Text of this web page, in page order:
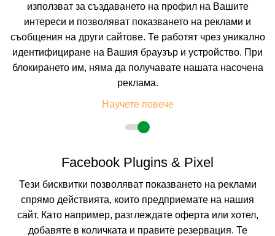
КАЛКУЛИРАЙ ЦЕНА
до-20%настаняване от 09.08 до 13.08
ОАЗИС ДЕЛ СОЛ
ЛОЗЕНЕЦ, БУРГАС, БЪЛГАРИЯ Покажи на картата
използват за създаването на профил на Вашите
интереси и позволяват показването на реклами и
съобщения на други сайтове. Те работят чрез уникално
идентифициране на Вашия браузър и устройство. При
блокирането им, няма да получавате нашата насочена
реклама.
Научете повече
Facebook Plugins & Pixel
Тези бисквитки позволяват показването на реклами
спрямо действията, които предприемате на нашия
сайт. Като например, разглеждате оферта или хотел,
добавяте в количката и правите резервация. Те